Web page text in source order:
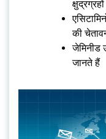
की
जेमिनीड
जानते हैं